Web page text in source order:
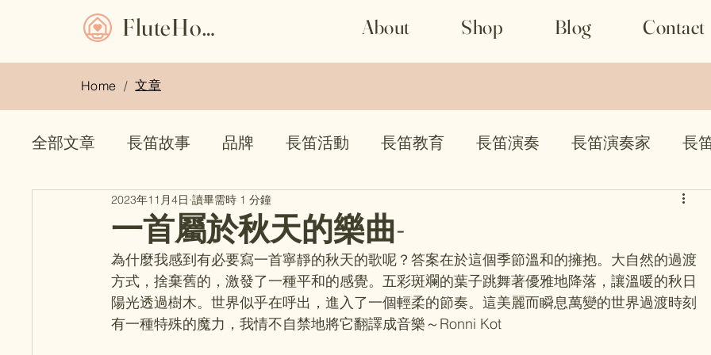
FluteHome About Shop Blog Contact
Home / 文章
全部文章 長笛故事 品牌 長笛活動 長笛教育 長笛演奏 長笛演奏家 長
二手長笛 長笛盒
一首屬於秋天的樂曲-
2023年11月4日 讀畢需時 1 分鐘
為什麼我感到有必要寫一首寧靜的秋天的歌呢？答案在於這個季節溫和的擁抱。大自然的過渡
方式，捨棄舊的，激發了一種平和的感覺。五彩斑斕的葉子跳舞著優雅地降落，讓溫暖的秋日
陽光透過樹木。世界似乎在呼出，進入了一個輕柔的節奏。這美麗而瞬息萬變的世界過渡時刻
有一種特殊的魔力，我情不自禁地將它翻譯成音樂～Ronni Kot